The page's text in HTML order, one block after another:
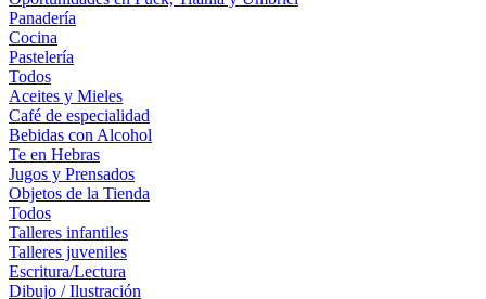
Panadería
Cocina
Pastelería
Todos
Aceites y Mieles
Café de especialidad
Bebidas con Alcohol
Te en Hebras
Jugos y Prensados
Objetos de la Tienda
Todos
Talleres infantiles
Talleres juveniles
Escritura/Lectura
Dibujo / Ilustración